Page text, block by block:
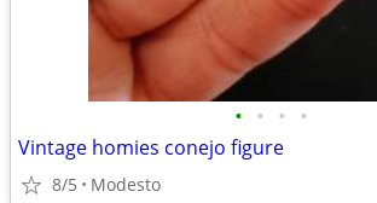
• • • •
Vintage homies conejo figure
8/5 Modesto